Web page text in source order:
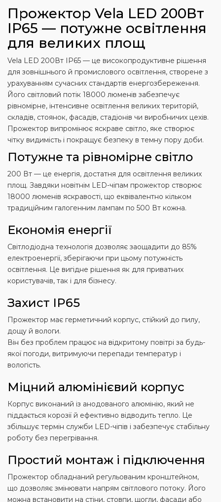
Прожектор Vela LED 200Вт
IP65 — потужне освітлення
для великих площ
Vela LED 200Вт IP65 — це високопродуктивне рішення
для зовнішнього й промислового освітлення, створене з
урахуванням сучасних стандартів енергозбереження.
Його світловий потік 18000 люменів забезпечує
рівномірне, інтенсивне освітлення великих територій,
складів, стоянок, фасадів, стадіонів чи виробничих цехів.
Прожектор випромінює яскраве світло, яке створює
чітку видимість і покращує безпеку в темну пору доби.
Потужне та рівномірне світло
200 Вт — це енергія, достатня для освітлення великих
площ. Завдяки новітнім LED-чіпам прожектор створює
18000 люменів яскравості, що еквівалентно кільком
традиційним галогенним лампам по 500 Вт кожна.
Економія енергії
Світлодіодна технологія дозволяє заощадити до 85%
електроенергії, зберігаючи при цьому потужність
освітлення. Це вигідне рішення як для приватних
користувачів, так і для бізнесу.
Захист IP65
Прожектор має герметичний корпус, стійкий до пилу,
дощу й вологи.
Він без проблем працює на відкритому повітрі за будь-
якої погоди, витримуючи перепади температур і
вологість.
Міцний алюмінієвий корпус
Корпус виконаний із анодованого алюмінію, який не
піддається корозії й ефективно відводить тепло. Це
збільшує термін служби LED-чіпів і забезпечує стабільну
роботу без перегрівання.
Простий монтаж і підключення
Прожектор обладнаний регульованим кронштейном,
що дозволяє змінювати напрям світлового потоку. Його
можна встановити на стіни, стовпи, щогли, фасади або